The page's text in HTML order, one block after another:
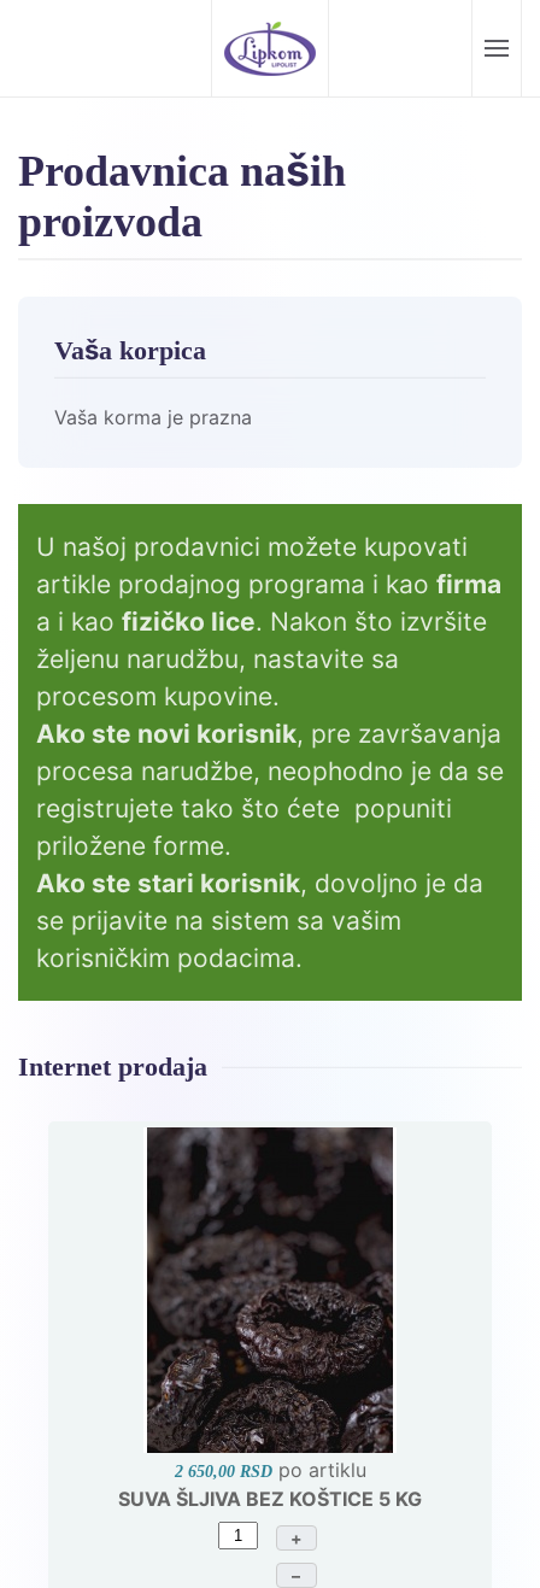
Skip to main content
Prodavnica naših
proizvoda
Vaša korpica
Vaša korma je prazna
U našoj prodavnici možete kupovati
artikle prodajnog programa i kao firma
a i kao fizičko lice. Nakon što izvršite
željenu narudžbu, nastavite sa
procesom kupovine.
Ako ste novi korisnik, pre završavanja
procesa narudžbe, neophodno je da se
registrujete tako što ćete popuniti
priložene forme.
Ako ste stari korisnik, dovoljno je da
se prijavite na sistem sa vašim
korisničkim podacima.
Internet prodaja
2 650,00 RSD po artiklu
SUVA ŠLJIVA BEZ KOŠTICE 5 KG
+
–